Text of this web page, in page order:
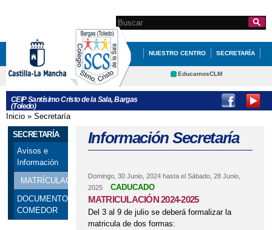
contenido
principalFormulario de
búsqueda
Search this site
NUESTRO CENTRO SECRETARÍA
EDUCACIÓN QUÉ HACEMOS
SITE DE INGLÉS 5º Y 6º
MULTIAVENTURA EN SAN PABLO 3º DE
MANIQUIES SAN SILVESTRE 2
NOS VISITA LA GUARDIA CIVIL
RECORDANDO VIEJOS TIEMPOS
EducamosCLM
Cultura
Contacto
CEIP Santísimo Cristo de la Sala, Bargas
(Toledo)
Se encuentra usted aquí
Inicio » Secretaría
SECRETARÍA
Avisos e
Información
MATRÍCULACIÓN
DOCUMENTOS
COMEDOR
Información Secretaría
Domingo, 30 Junio, 2024hasta el Sábado, 28 Junio,
2025
CADUCADO
MATRICULACIÓN 2024-2025
Del 3 al 9 de julio se deberá formalizar la
matricula de dos formas: